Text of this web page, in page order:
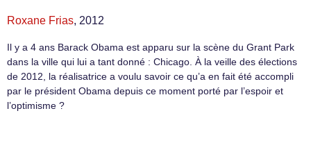
Roxane Frias, 2012
Il y a 4 ans Barack Obama est apparu sur la scène du Grant Park
dans la ville qui lui a tant donné : Chicago. À la veille des élections
de 2012, la réalisatrice a voulu savoir ce qu’a en fait été accompli
par le président Obama depuis ce moment porté par l’espoir et
l’optimisme ?